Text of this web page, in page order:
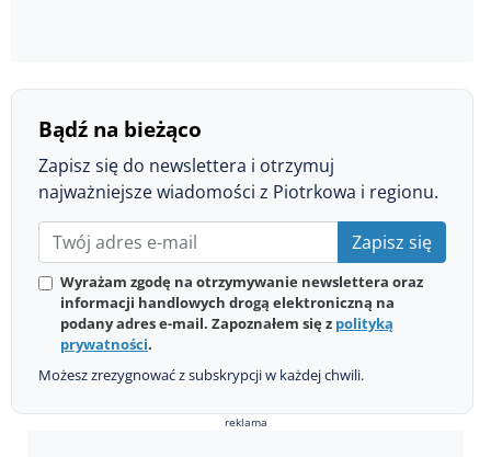
Bądź na bieżąco
Zapisz się do newslettera i otrzymuj
najważniejsze wiadomości z Piotrkowa i regionu.
Zapisz się
Wyrażam zgodę na otrzymywanie newslettera oraz
informacji handlowych drogą elektroniczną na
podany adres e-mail. Zapoznałem się z polityką
prywatności.
Możesz zrezygnować z subskrypcji w każdej chwili.
reklama